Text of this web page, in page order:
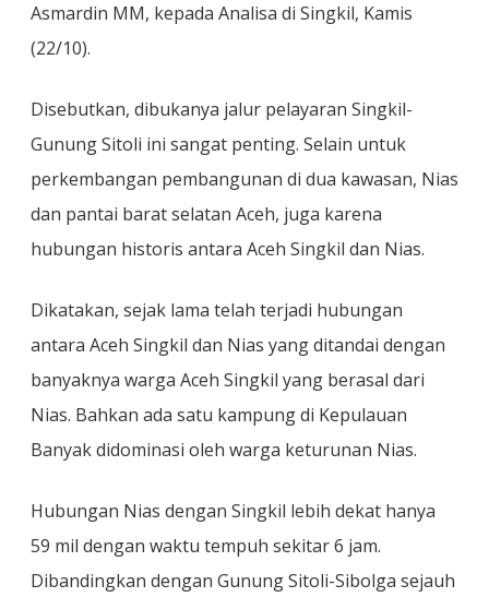
Asmardin MM, kepada Analisa di Singkil, Kamis
(22/10).
Disebutkan, dibukanya jalur pelayaran Singkil-
Gunung Sitoli ini sangat penting. Selain untuk
perkembangan pembangunan di dua kawasan, Nias
dan pantai barat selatan Aceh, juga karena
hubungan historis antara Aceh Singkil dan Nias.
Dikatakan, sejak lama telah terjadi hubungan
antara Aceh Singkil dan Nias yang ditandai dengan
banyaknya warga Aceh Singkil yang berasal dari
Nias. Bahkan ada satu kampung di Kepulauan
Banyak didominasi oleh warga keturunan Nias.
Hubungan Nias dengan Singkil lebih dekat hanya
59 mil dengan waktu tempuh sekitar 6 jam.
Dibandingkan dengan Gunung Sitoli-Sibolga sejauh